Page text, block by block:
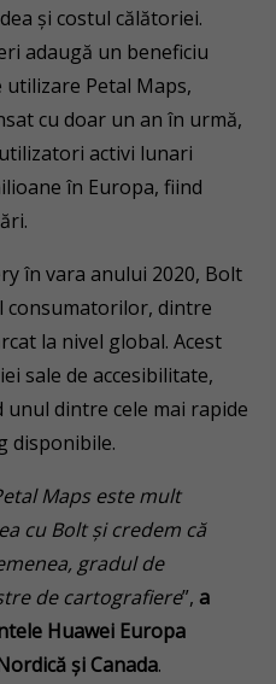
și costul călătoriei.
adaugă un beneficiu
Petal Maps,
cu doar un an în urmă,
activi lunari
în Europa, fiind
în vara anului 2020, Bolt
consumatorilor, dintre
la nivel global. Acest
sale de accesibilitate,
dintre cele mai rapide
disponibile.
Maps este mult
cu Bolt și credem că
gradul de
de cartografiere”, a
Huawei Europa
și Canada.